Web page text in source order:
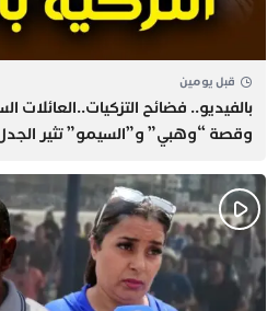
قبل يومين
بالفيديو.. فضائح التزكيات..العائلات
وقصة “وهبي” و”السيمو” تثير